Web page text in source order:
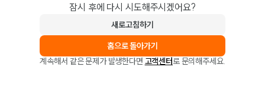
잠시 후에 다시 시도해주시겠어요?
새로고침하기
홈으로 돌아가기
계속해서 같은 문제가 발생한다면 고객센터로 문의해주세요.